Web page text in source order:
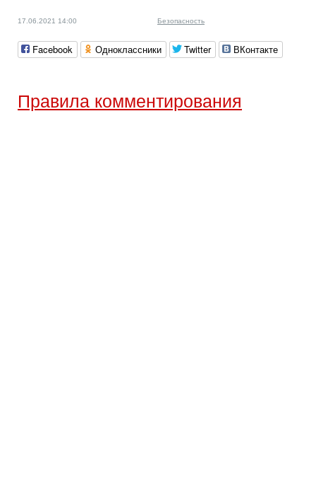
17.06.2021 14:00 Безопасность
Facebook Одноклассники Twitter ВКонтакте
Правила комментирования